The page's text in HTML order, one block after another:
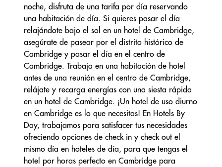
noche, disfruta de una tarifa por día reservando
una habitación de día. Si quieres pasar el día
relajándote bajo el sol en un hotel de Cambridge,
asegúrate de pasear por el distrito histórico de
Cambridge y pasar el día en el centro de
Cambridge. Trabaja en una habitación de hotel
antes de una reunión en el centro de Cambridge,
relájate y recarga energías con una siesta rápida
en un hotel de Cambridge. ¡Un hotel de uso diurno
en Cambridge es lo que necesitas! En Hotels By
Day, trabajamos para satisfacer tus necesidades
ofreciendo opciones de check in y check out el
mismo día en hoteles de día, para que tengas el
hotel por horas perfecto en Cambridge para